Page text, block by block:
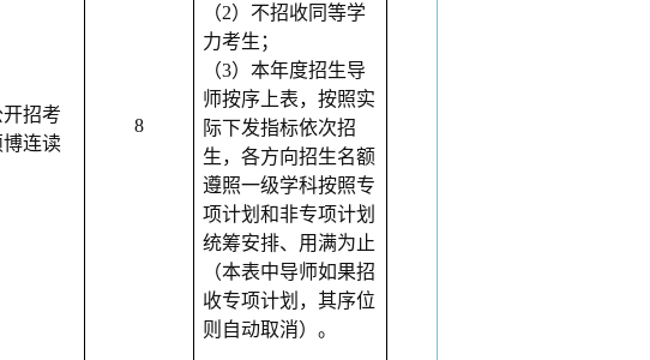
开招考
博连读
8
（2）不招收同等学
力考生；
（3）本年度招生导
师按序上表，按照实
际下发指标依次招
生，各方向招生名额
遵照一级学科按照专
项计划和非专项计划
统筹安排、用满为止
（本表中导师如果招
收专项计划，其序位
则自动取消）。